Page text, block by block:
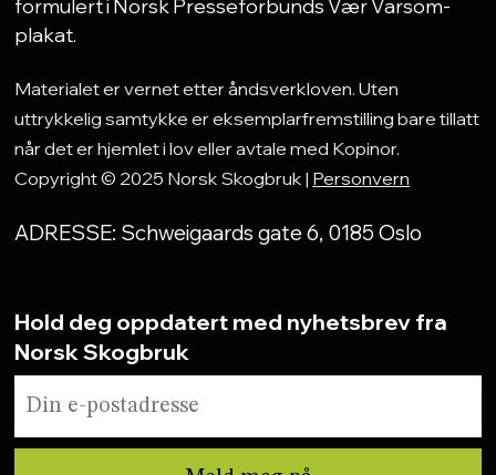
formulert i Norsk Presseforbunds Vær Varsom-
plakat.
Materialet er vernet etter åndsverkloven. Uten
uttrykkelig samtykke er eksemplarfremstilling bare tillatt
når det er hjemlet i lov eller avtale med Kopinor.
Copyright © 2025 Norsk Skogbruk | Personvern
ADRESSE: Schweigaards gate 6, 0185 Oslo
Hold deg oppdatert med nyhetsbrev fra
Norsk Skogbruk